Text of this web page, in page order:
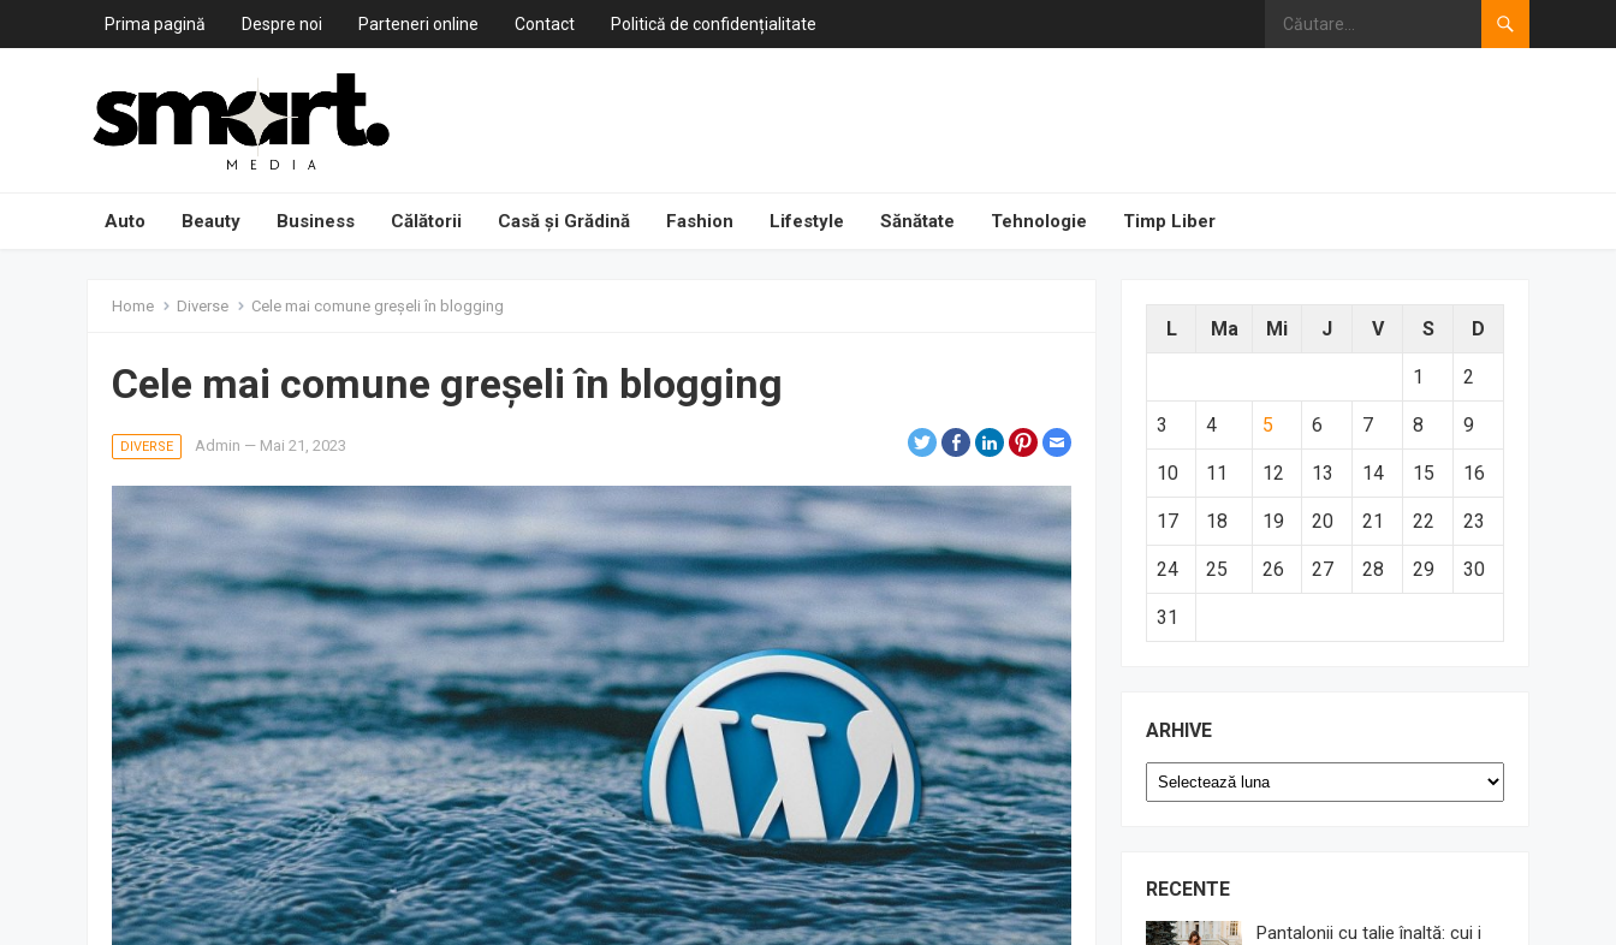
Prima pagină Despre noi Parteneri online Contact Politică de confidențialitate
Auto Beauty Business Călătorii Casă și Grădină Fashion Lifestyle Sănătate Tehnologie Timp Liber
Home Diverse Cele mai comune greșeli în blogging
Cele mai comune greșeli în blogging
DIVERSE Admin — Mai 21, 2023
L Ma Mi J V S D
1 2
3 4 5 6 7 8 9
10 11 12 13 14 15 16
17 18 19 20 21 22 23
24 25 26 27 28 29 30
31
ARHIVE
Arhive
RECENTE
Pantalonii cu talie înaltă: cui i